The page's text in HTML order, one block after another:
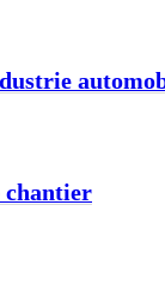
chantier